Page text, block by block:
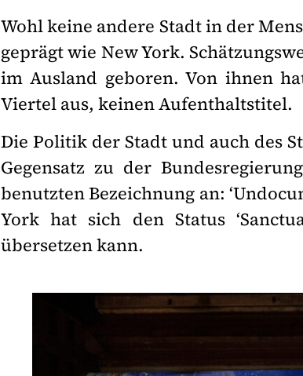
Wohl keine andere Stadt in der
geprägt wie New York.
im Ausland geboren. Von ihnen
Viertel aus, keinen Aufenthaltstitel.
Die Politik der Stadt und auch des
Gegensatz zu der
benutzten Bezeichnung an:
York hat sich den Status
übersetzen kann.